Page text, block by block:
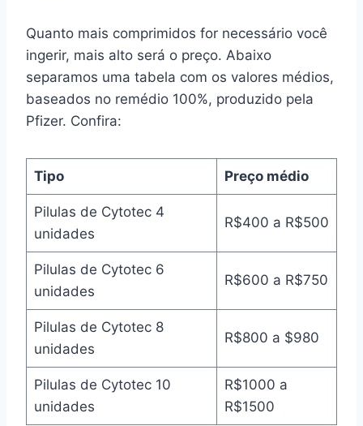
Quanto mais comprimidos for necessário você
ingerir, mais alto será o preço. Abaixo
separamos uma tabela com os valores médios,
baseados no remédio 100%, produzido pela
Pfizer. Confira:
Tipo Preço médio
Pilulas de Cytotec 4
unidades
R$400 a R$500
Pilulas de Cytotec 6
unidades
R$600 a R$750
Pilulas de Cytotec 8
unidades
R$800 a $980
Pilulas de Cytotec 10
unidades
R$1000 a
R$1500